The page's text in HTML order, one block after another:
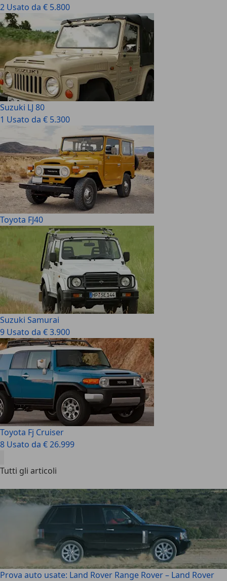
2 Usato da € 5.800
Suzuki LJ 80
1 Usato da € 5.300
Toyota FJ40
Suzuki Samurai
9 Usato da € 3.900
Toyota Fj Cruiser
8 Usato da € 26.999
Tutti gli articoli
Prova auto usate: Land Rover Range Rover – Land Rover